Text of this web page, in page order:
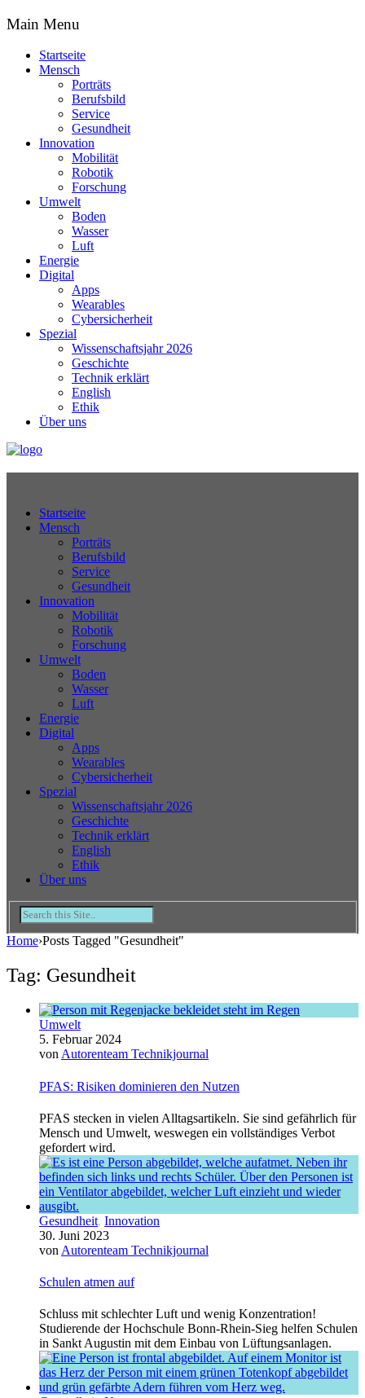
Main Menu
Startseite
Mensch
Porträts
Berufsbild
Service
Gesundheit
Innovation
Mobilität
Robotik
Forschung
Umwelt
Boden
Wasser
Luft
Energie
Digital
Apps
Wearables
Cybersicherheit
Spezial
Wissenschaftsjahr 2026
Geschichte
Technik erklärt
English
Ethik
Über uns
Startseite
Mensch
Porträts
Berufsbild
Service
Gesundheit
Innovation
Mobilität
Robotik
Forschung
Umwelt
Boden
Wasser
Luft
Energie
Digital
Apps
Wearables
Cybersicherheit
Spezial
Wissenschaftsjahr 2026
Geschichte
Technik erklärt
English
Ethik
Über uns
Home›Posts Tagged "Gesundheit"
Tag: Gesundheit
Umwelt
5. Februar 2024
von Autorenteam Technikjournal
PFAS: Risiken dominieren den Nutzen
PFAS stecken in vielen Alltagsartikeln. Sie sind gefährlich für
Mensch und Umwelt, weswegen ein vollständiges Verbot
gefordert wird.
Gesundheit, Innovation
30. Juni 2023
von Autorenteam Technikjournal
Schulen atmen auf
Schluss mit schlechter Luft und wenig Konzentration!
Studierende der Hochschule Bonn-Rhein-Sieg helfen Schulen
in Sankt Augustin mit dem Einbau von Lüftungsanlagen.